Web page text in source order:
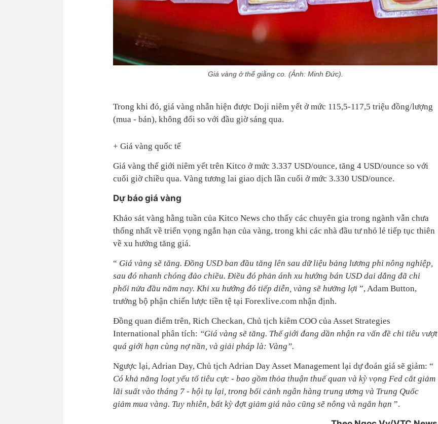
Giá vàng ở thế giằng co. (Ảnh: Minh Đức).
Trong khi đó, giá vàng nhẫn hiện được Doji niêm yết ở mức 115,5-117,5 triệu đồng/lượng
(mua - bán), không đổi so với đầu giờ sáng qua.
+ Giá vàng quốc tế
Giá vàng thế giới niêm yết trên Kitco ở mức 3.337 USD/ounce, tăng 4 USD/ounce so với
cuối giờ chiều qua. Vàng tương lai giao dịch lần cuối ở mức 3.330 USD/ounce.
Dự báo giá vàng
Khảo sát vàng hằng tuần của Kitco News cho thấy các chuyên gia trong ngành vẫn chưa
thống nhất về triển vọng ngắn hạn của vàng, trong khi các nhà đầu tư nhỏ lẻ tiếp tục thiên
về xu hướng tăng giá.
“ Giá vàng sẽ tăng. Đồng USD ban đầu tăng lên sau dữ liệu bảng lương phi nông nghiệp,
sau đó nhanh chóng đảo chiều. Điều đó phản ánh xu hướng bán USD dai dẳng đã chi
phối nửa đầu năm nay. Khi xu hướng đó tiếp diễn, vàng sẽ hưởng lợi ”, Adam Button,
trưởng bộ phận chiến lược tiền tệ tại Forexlive.com nhận định.
Đồng quan điểm trên, Rich Checkan, Chủ tịch kiêm COO của Asset Strategies
International phân tích: “Giá vàng sẽ tăng. Thế giới đang dần nhận ra vấn đề chi tiêu vượt
quá giới hạn cùng nợ nần, và giải pháp là: Vàng”.
Ngược lại, Adrian Day, Chủ tịch Adrian Day Asset Management lại dự đoán giá sẽ giảm: “
Có khả năng loạt yếu tố tiêu cực - bao gồm thỏa thuận thuế quan và kỳ vọng Fed cắt giảm
lãi suất vào tháng 7 - hội tụ lại, trong bối cảnh ngân hàng trung ương và Trung Quốc
giảm mua vàng. Tuy nhiên, bất kỳ đợt giảm giá nào cũng sẽ nông và ngắn hạn ”.